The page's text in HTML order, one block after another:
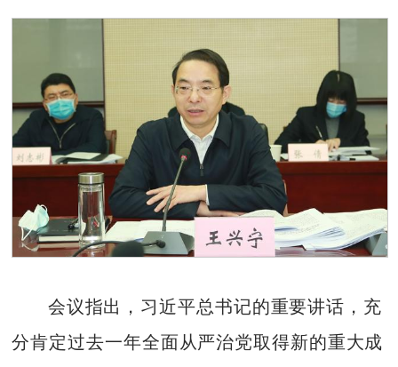
会议指出，习近平总书记的重要讲话，充
分肯定过去一年全面从严治党取得新的重大成